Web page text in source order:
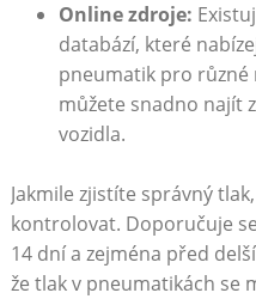
Online zdroje:
databází, které
‌pneumatik pro ⁣různé
můžete snadno najít
vozidla.
Jakmile zjistíte správný
kontrolovat. Doporučuje
14 dní a zejména před
že tlak⁣ v pneumatikách se